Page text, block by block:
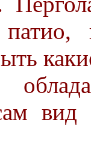
патио,
вид